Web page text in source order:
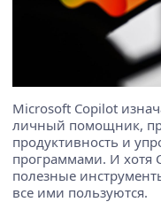
Microsoft Copilot
личный помощник,
продуктивность и
программами. И хотя
полезные
все ими пользуются.